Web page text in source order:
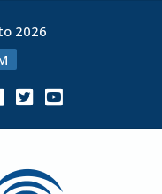
2026